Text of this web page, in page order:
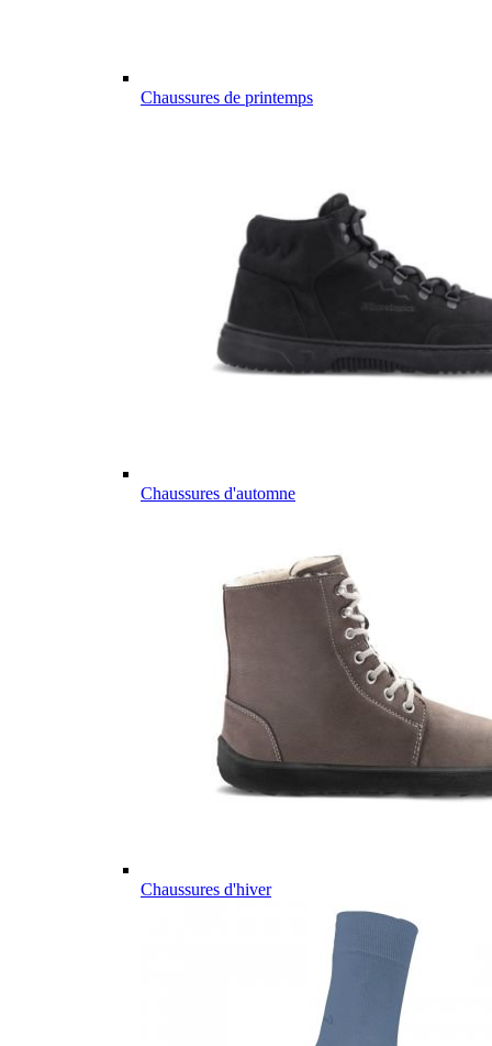
Chaussures de printemps
Chaussures d'automne
Chaussures d'hiver